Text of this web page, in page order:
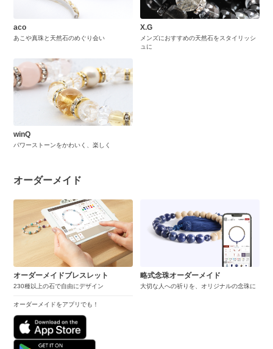
aco
あこや真珠と天然石のめぐり会い
X.G
メンズにおすすめの天然石をスタイリッシ
ュに
winQ
パワーストーンをかわいく、楽しく
オーダーメイド
オーダーメイドブレスレット
230種以上の石で自由にデザイン
オーダーメイドをアプリでも！
略式念珠オーダーメイド
大切な人への祈りを、オリジナルの念珠に